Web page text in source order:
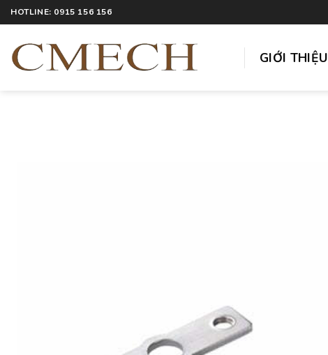
HOTLINE: 0915 156 156
GIỚI THIỆU